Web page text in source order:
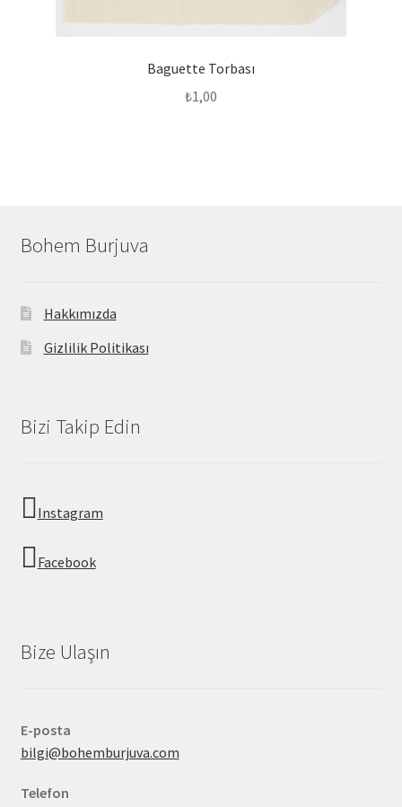
Baguette Torbası
₺1,00
Bohem Burjuva
Hakkımızda
Gizlilik Politikası
Bizi Takip Edin
Instagram
Facebook
Bize Ulaşın
E-posta
bilgi@bohemburjuva.com
Telefon